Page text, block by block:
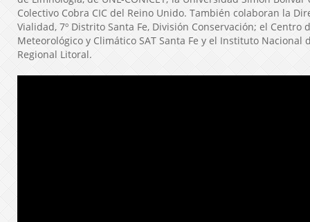
Colectivo Cobra CIC del Reino Unido. También colaboran la
Vialidad, 7º Distrito Santa Fe, División Conservación; el Centro
Meteorológico y Climático SAT Santa Fe y el Instituto Nacional
Regional Litoral.